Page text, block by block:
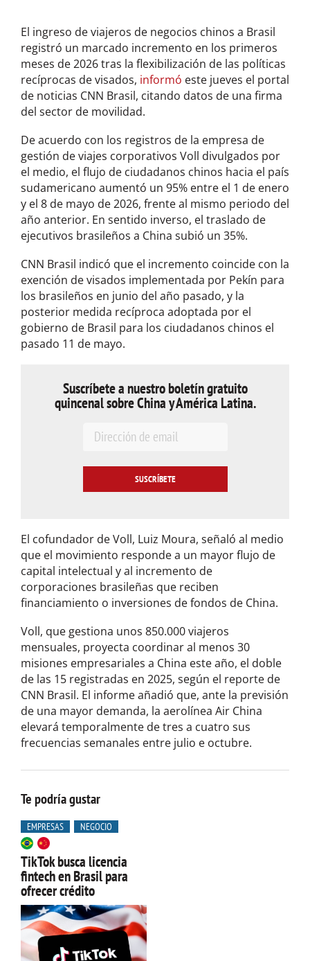
El ingreso de viajeros de negocios chinos a Brasil
registró un marcado incremento en los primeros
meses de 2026 tras la flexibilización de las políticas
recíprocas de visados, informó este jueves el portal
de noticias CNN Brasil, citando datos de una firma
del sector de movilidad.
De acuerdo con los registros de la empresa de
gestión de viajes corporativos Voll divulgados por
el medio, el flujo de ciudadanos chinos hacia el país
sudamericano aumentó un 95% entre el 1 de enero
y el 8 de mayo de 2026, frente al mismo periodo del
año anterior. En sentido inverso, el traslado de
ejecutivos brasileños a China subió un 35%.
CNN Brasil indicó que el incremento coincide con la
exención de visados implementada por Pekín para
los brasileños en junio del año pasado, y la
posterior medida recíproca adoptada por el
gobierno de Brasil para los ciudadanos chinos el
pasado 11 de mayo.
Suscríbete a nuestro boletín gratuito
quincenal sobre China y América Latina.
El cofundador de Voll, Luiz Moura, señaló al medio
que el movimiento responde a un mayor flujo de
capital intelectual y al incremento de
corporaciones brasileñas que reciben
financiamiento o inversiones de fondos de China.
Voll, que gestiona unos 850.000 viajeros
mensuales, proyecta coordinar al menos 30
misiones empresariales a China este año, el doble
de las 15 registradas en 2025, según el reporte de
CNN Brasil. El informe añadió que, ante la previsión
de una mayor demanda, la aerolínea Air China
elevará temporalmente de tres a cuatro sus
frecuencias semanales entre julio e octubre.
Te podría gustar
EMPRESAS NEGOCIO
TikTok busca licencia
fintech en Brasil para
ofrecer crédito